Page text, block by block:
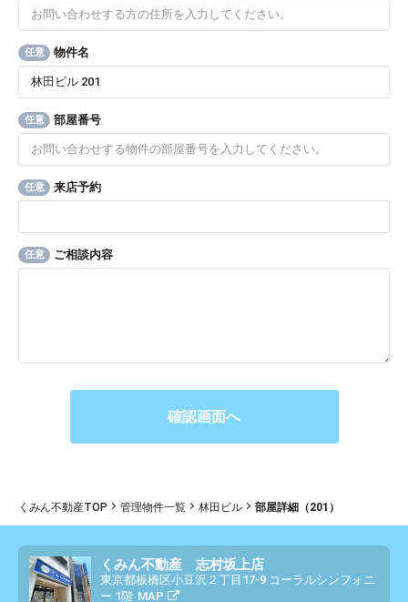
任意 物件名
任意 部屋番号
任意 来店予約
任意 ご相談内容
くみん不動産TOP 管理物件一覧 林田ビル 部屋詳細（201）
くみん不動産 志村坂上店
東京都板橋区小豆沢２丁目17-9 コーラルシンフォニ
ー 1階 MAP